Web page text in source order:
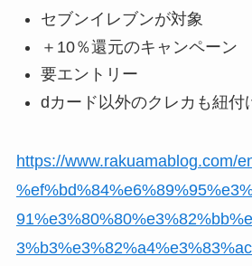
セブンイレブンが対象
＋10％還元のキャンペーン
要エントリー
dカード以外のクレカも紐付
https://www.rakuamablog.com/